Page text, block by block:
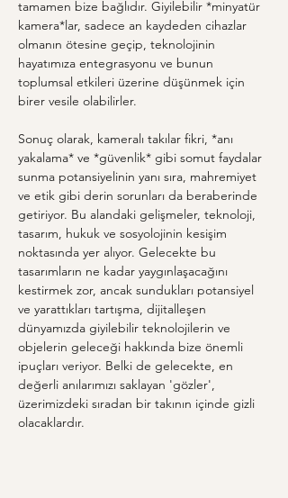
tamamen bize bağlıdır. Giyilebilir *minyatür
kamera*lar, sadece an kaydeden cihazlar
olmanın ötesine geçip, teknolojinin
hayatımıza entegrasyonu ve bunun
toplumsal etkileri üzerine düşünmek için
birer vesile olabilirler.
Sonuç olarak, kameralı takılar fikri, *anı
yakalama* ve *güvenlik* gibi somut faydalar
sunma potansiyelinin yanı sıra, mahremiyet
ve etik gibi derin sorunları da beraberinde
getiriyor. Bu alandaki gelişmeler, teknoloji,
tasarım, hukuk ve sosyolojinin kesişim
noktasında yer alıyor. Gelecekte bu
tasarımların ne kadar yaygınlaşacağını
kestirmek zor, ancak sundukları potansiyel
ve yarattıkları tartışma, dijitalleşen
dünyamızda giyilebilir teknolojilerin ve
objelerin geleceği hakkında bize önemli
ipuçları veriyor. Belki de gelecekte, en
değerli anılarımızı saklayan 'gözler',
üzerimizdeki sıradan bir takının içinde gizli
olacaklardır.